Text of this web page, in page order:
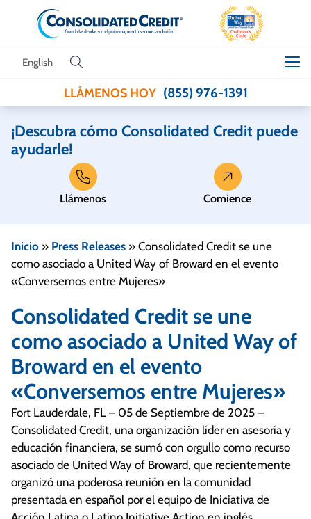
Skip to content
English
LLÁMENOS HOY (855) 976-1391
¡Descubra cómo Consolidated Credit puede
ayudarle!
Llámenos Comience
Inicio » Press Releases » Consolidated Credit se une
como asociado a United Way of Broward en el evento
«Conversemos entre Mujeres»
Consolidated Credit se une
como asociado a United Way of
Broward en el evento
«Conversemos entre Mujeres»
Fort Lauderdale, FL – 05 de Septiembre de 2025 –
Consolidated Credit, una organización líder en asesoría y
educación financiera, se sumó con orgullo como recurso
asociado de United Way of Broward, que recientemente
organizó una poderosa reunión en la comunidad
presentada en español por el equipo de Iniciativa de